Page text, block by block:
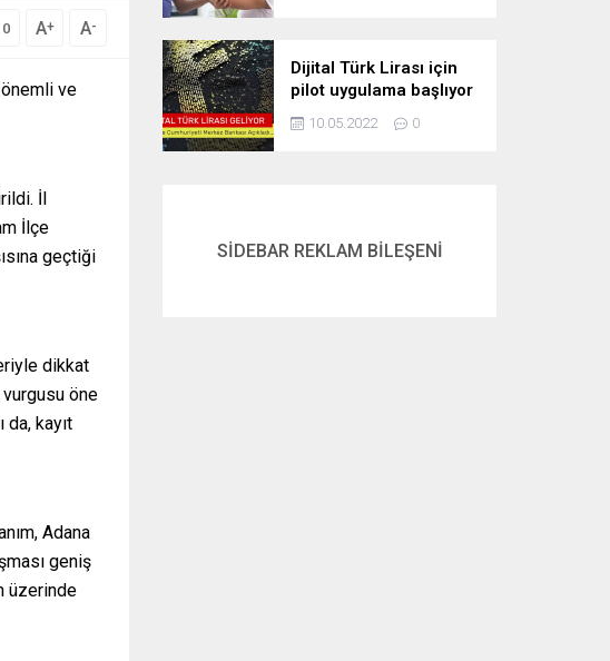
0 A+ A-
önemli ve
İl
İlçe
geçtiği
dikkat
vurgusu öne
kayıt
Adana
geniş
üzerinde
Dijital Türk Lirası için
pilot uygulama başlıyor
10.05.2022 0
SİDEBAR REKLAM BİLEŞENİ